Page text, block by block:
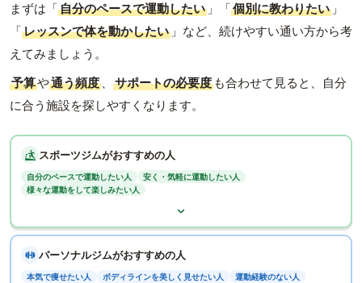
まずは「自分のペースで運動したい 」「個別に教わりたい 」
「レッスンで体を動かしたい 」など、続けやすい通い方から考
えてみましょう。
予算や通う頻度 、 サポートの必要度 も合わせて見ると、自分
に合う施設を探しやすくなります。
スポーツジムがおすすめの人
自分のペースで運動したい人
安く・気軽に運動したい人
様々な運動をして楽しみたい人
パーソナルジムがおすすめの人
本気で痩せたい人 ボディラインを美しく見せたい人 運動経験のない人